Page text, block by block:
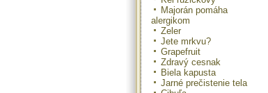
Majorán pomáha
alergikom
Zeler
Jete mrkvu?
Grapefruit
Zdravý cesnak
Biela kapusta
Jarné prečistenie tela